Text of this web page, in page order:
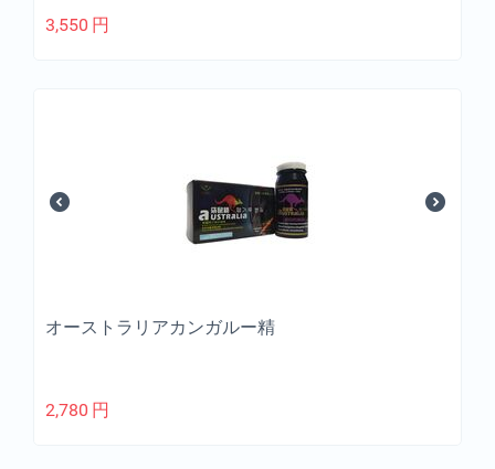
3,550 円
オーストラリアカンガルー精
2,780 円